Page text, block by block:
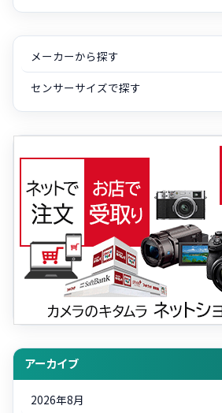
メーカーから探す
センサーサイズで探す
アーカイブ
2026年8月